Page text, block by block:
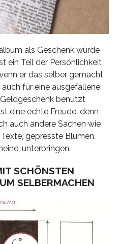
als Geschenk würde
ein Teil der Persönlichkeit
er das selber gemacht
für eine ausgefallene
benutzt
eine echte Freude, denn
auch andere Sachen wie
gepresste Blumen,
unterbringen.
SCHÖNSTEN
SELBERMACHEN